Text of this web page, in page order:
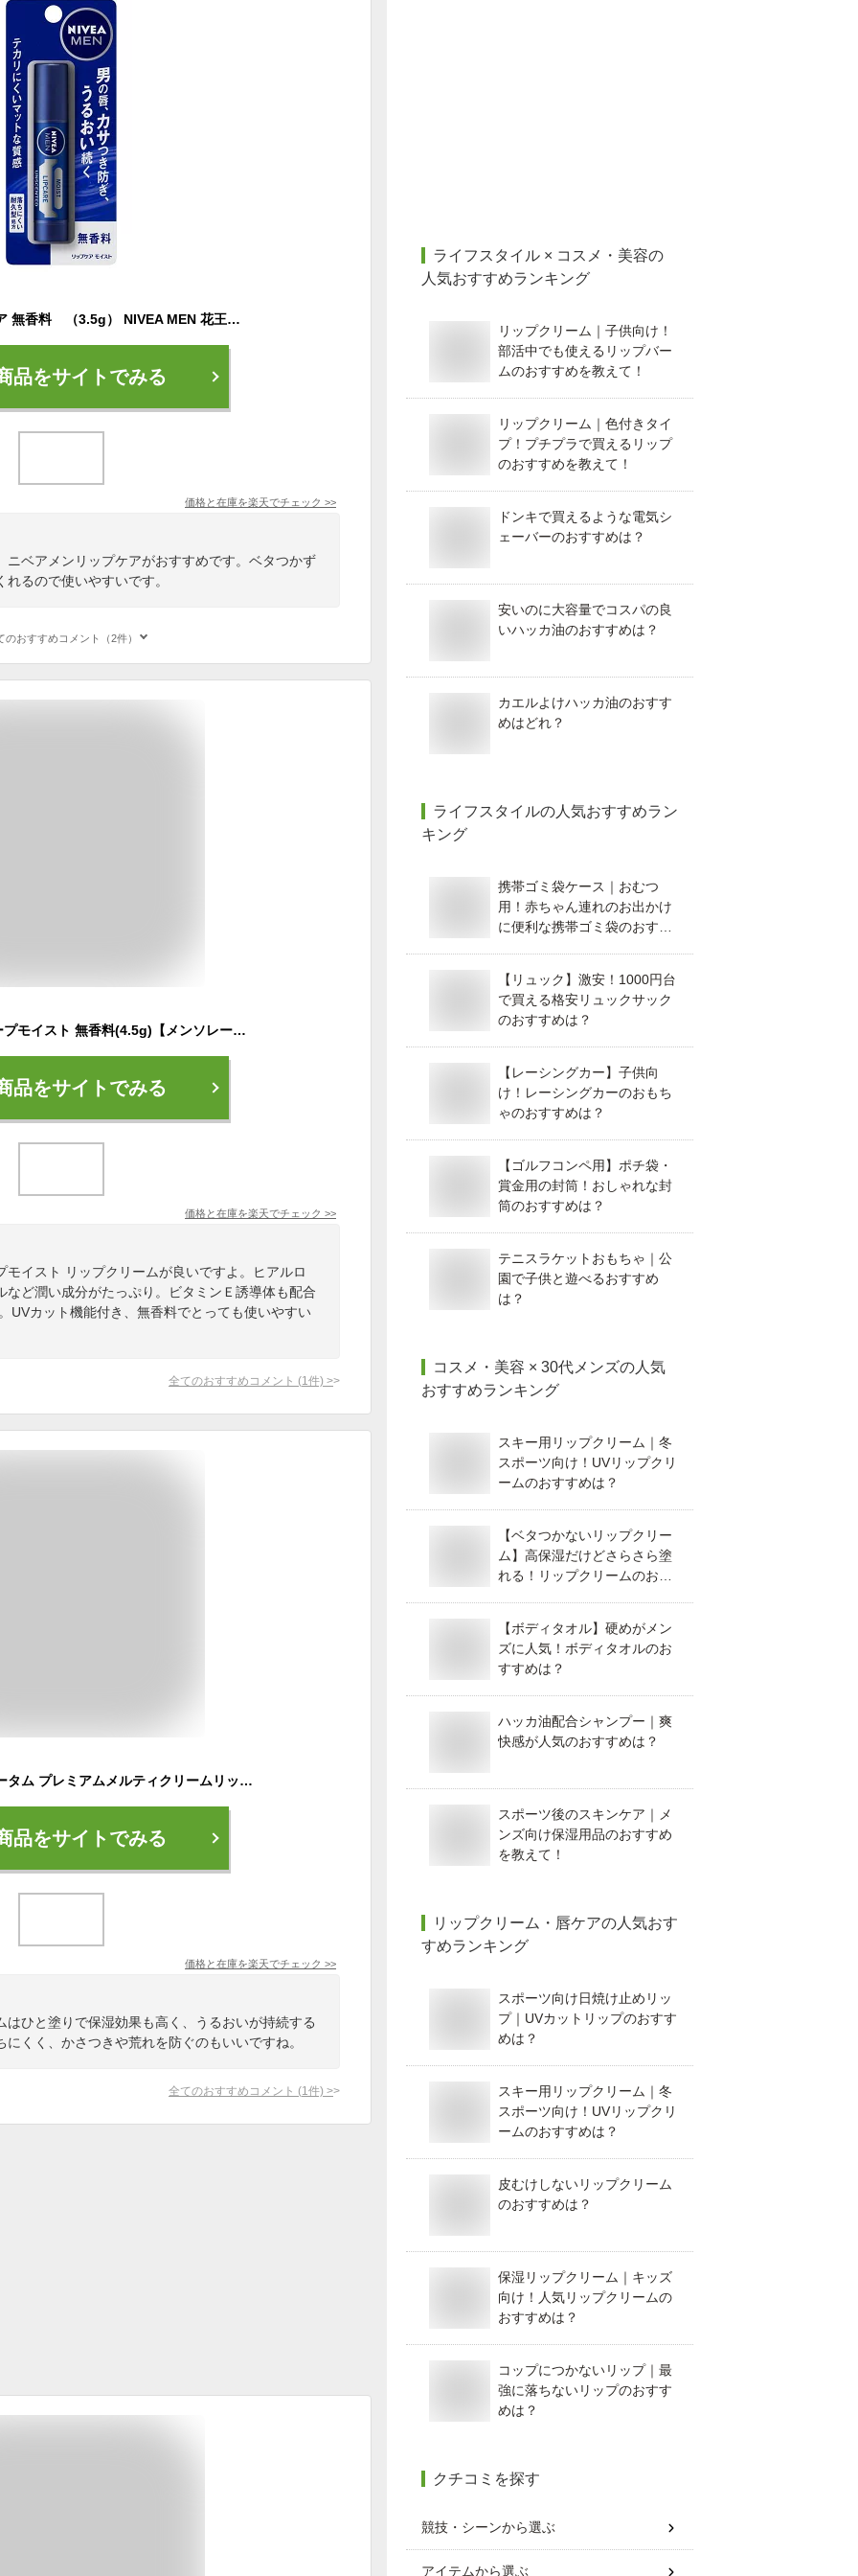
ニベアメン リップケア 無香料 （3.5g） NIVEA MEN 花王 KAO [nivea men 男性化粧品 メンズコスメ 男のリップケア リップクリーム ニベアメン]
品をサイトでみる
価格と在庫を楽天でチェック >>
ニベアメンリップケアがおすすめです。ベタつかず
るので使いやすいです。
のおすすめコメント（2件）
メンソレータムディープモイスト 無香料(4.5g)【メンソレータム】[リップクリーム]
品をサイトでみる
価格と在庫を楽天でチェック >>
イスト リップクリームが良いですよ。ヒアルロ
など潤い成分がたっぷり。ビタミンＥ誘導体も配合
UVカット機能付き、無香料でとっても使いやすい
全てのおすすめコメント (1 件) >
ロート製薬 メンソレータム プレミアムメルティクリームリップ 無香料 (2.4g) SPF26 PA+++ リップクリーム
品をサイトでみる
価格と在庫を楽天でチェック >>
ひと塗りで保湿効果も高く、うるおいが持続する
くく、かさつきや荒れを防ぐのもいいですね。
全てのおすすめコメント (1 件) >
ライフスタイル × コスメ・美容の
人気おすすめランキング
リップクリーム｜子供向け！
部活中でも使えるリップバー
ムのおすすめを教えて！
リップクリーム｜色付きタイ
プ！プチプラで買えるリップ
のおすすめを教えて！
ドンキで買えるような電気シ
ェーバーのおすすめは？
安いのに大容量でコスパの良
いハッカ油のおすすめは？
カエルよけハッカ油のおすす
めはどれ？
ライフスタイルの人気おすすめラン
キング
携帯ゴミ袋ケース｜おむつ
用！赤ちゃん連れのお出かけ
に便利な携帯ゴミ袋のおすす
【リュック】激安！1000円台
で買える格安リュックサック
のおすすめは？
【レーシングカー】子供向
け！レーシングカーのおもち
ゃのおすすめは？
【ゴルフコンペ用】ポチ袋・
賞金用の封筒！おしゃれな封
筒のおすすめは？
テニスラケットおもちゃ｜公
園で子供と遊べるおすすめ
は？
コスメ・美容 × 30代メンズの人気
おすすめランキング
スキー用リップクリーム｜冬
スポーツ向け！UVリップクリ
ームのおすすめは？
【ベタつかないリップクリー
ム】高保湿だけどさらさら塗
れる！リップクリームのおす
【ボディタオル】硬めがメン
ズに人気！ボディタオルのお
すすめは？
ハッカ油配合シャンプー｜爽
快感が人気のおすすめは？
スポーツ後のスキンケア｜メ
ンズ向け保湿用品のおすすめ
を教えて！
リップクリーム・唇ケアの人気おす
すめランキング
スポーツ向け日焼け止めリッ
プ｜UVカットリップのおすす
めは？
スキー用リップクリーム｜冬
スポーツ向け！UVリップクリ
ームのおすすめは？
皮むけしないリップクリーム
のおすすめは？
保湿リップクリーム｜キッズ
向け！人気リップクリームの
おすすめは？
コップにつかないリップ｜最
強に落ちないリップのおすす
めは？
クチコミを探す
競技・シーンから選ぶ
アイテムから選ぶ